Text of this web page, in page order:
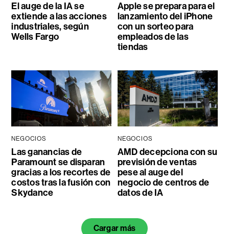
El auge de la IA se
extiende a las acciones
industriales, según
Wells Fargo
Apple se prepara para el
lanzamiento del iPhone
con un sorteo para
empleados de las
tiendas
NEGOCIOS
Las ganancias de
Paramount se disparan
gracias a los recortes de
costos tras la fusión con
Skydance
NEGOCIOS
AMD decepciona con su
previsión de ventas
pese al auge del
negocio de centros de
datos de IA
Cargar más